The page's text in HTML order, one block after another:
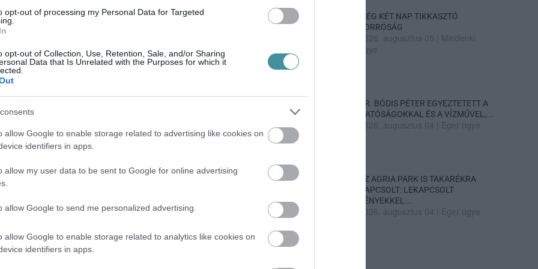
opt-out of processing my Personal Data for Targeted
opt-out of Collection, Use, Retention, Sale, and/or Sharing
Data that Is Unrelated with the Purposes for which it
allow Google to enable storage related to advertising like cookies on
identifiers in apps.
allow my user data to be sent to Google for online advertising
allow Google to send me personalized advertising.
allow Google to enable storage related to analytics like cookies on
identifiers in apps.
ha hét napon belül 48 órán át
árusítását – vagyis készlethiány
MÉG KÉT NAP TIKKASZTÓ
FORRÓSÁG
2026. augusztus 05
Mindenki
ügye
DR. BÓDIS PÉTER EGYEZTETETT A
HATÓSÁGOKKAL ÉS A VÍZMŰVEL,...
2026. augusztus 04 Eger ügye
AZ AGRIA PARK IS TAKARÉKRA
KAPCSOLT: LEKAPCSOLT
FÉNYEKKEL...
2026. augusztus 04 Eger ügye